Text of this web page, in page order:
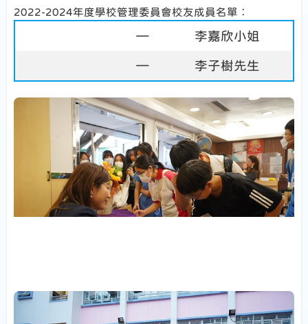
2022-2024年度學校管理委員會校友成員名單︰
— 李嘉欣小姐
— 李子樹先生